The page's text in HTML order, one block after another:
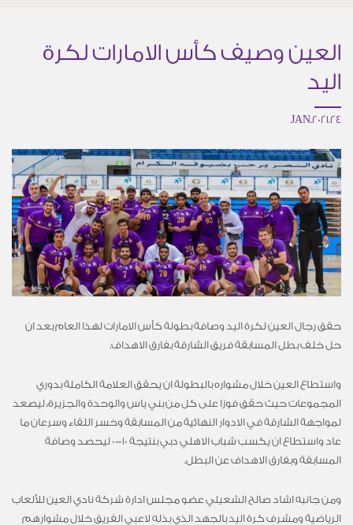
العين وصيف كأس الامارات لكرة
اليد
24.JAN.2021
حقق رجال العين لكرة اليد وصافة بطولة كأس الامارات لهذا العام بعد ان
حل خلف بطل المسابقة فريق الشارقة بفارق الاهداف.
واستطاع العين خلال مشواره بالبطولة ان يحقق العلامة الكاملة بدوري
المجموعات حيث حقق فوزا على كل من بني ياس والوحدة والجزيرة، ليصعد
لمواجهة الشارقة في الادوار النهائية من المسابقة وخسر اللقاء وسرعان ما
عاد واستطاع ان يكسب شباب الاهلي دبي بنتيجة 10-0 ليحصد وصافة
المسابقة وبفارق الاهداف عن البطل.
ومن جانبه اشاد صالح الشعيلي عضو مجلس ادارة شركة نادي العين للألعاب
الرياضية ومشرف كرة اليد بالجهد الذي بذله لاعبي الفريق خلال مشوارهم